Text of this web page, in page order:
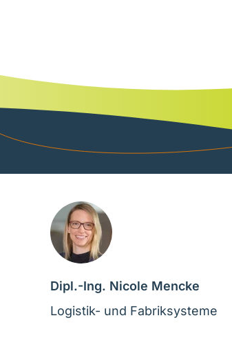
Dipl.-Ing. Nicole Mencke
Logistik- und Fabriksysteme